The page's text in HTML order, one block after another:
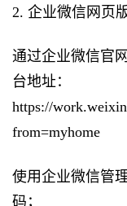
2. 企业微信网页
通过企业微信官
台地址：
https://
from=myhome
使用企业微信管
码；